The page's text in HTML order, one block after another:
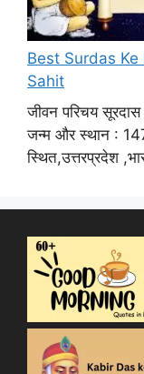
Best Surdas
Sahit
जीवन परिचय
जन्म और स्थान :
स्थित,उत्तरप्रदेश